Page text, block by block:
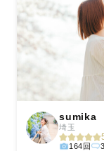
sumika
埼玉
164回